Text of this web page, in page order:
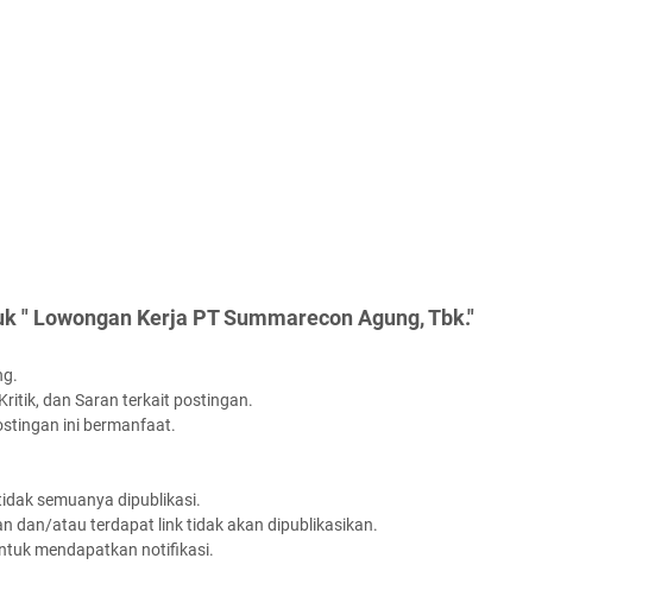
" Lowongan Kerja PT Summarecon Agung, Tbk."
dan Saran terkait postingan.
ini bermanfaat.
semuanya dipublikasi.
dan/atau terdapat link tidak akan dipublikasikan.
mendapatkan notifikasi.